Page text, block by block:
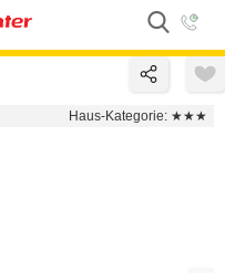
Haus-Kategorie: ★★★